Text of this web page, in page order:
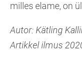
milles elame, on
Autor: Kätling
Artikkel ilmus